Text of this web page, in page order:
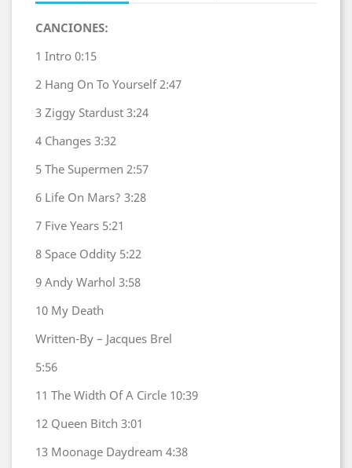
CANCIONES:
1 Intro 0:15
2 Hang On To Yourself 2:47
3 Ziggy Stardust 3:24
4 Changes 3:32
5 The Supermen 2:57
6 Life On Mars? 3:28
7 Five Years 5:21
8 Space Oddity 5:22
9 Andy Warhol 3:58
10 My Death
Written-By – Jacques Brel
5:56
11 The Width Of A Circle 10:39
12 Queen Bitch 3:01
13 Moonage Daydream 4:38